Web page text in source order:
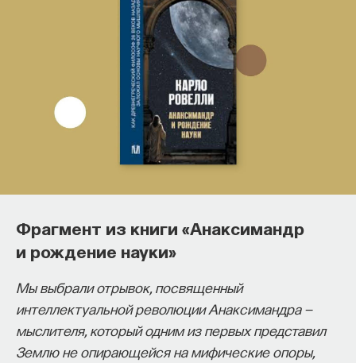
Фрагмент из книги «Анаксимандр
и рождение науки»
Мы выбрали отрывок, посвященный
интеллектуальной революции Анаксимандра —
мыслителя, который одним из первых представил
Землю не опирающейся на мифические опоры,
Историк Владлен Измозик
о практике перлюстрации,
механизмах вскрытия
корреспонденции и неизбежности
революции 1917 года